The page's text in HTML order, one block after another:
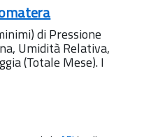
di Pressione
Umidità Relativa,
(Totale Mese). I